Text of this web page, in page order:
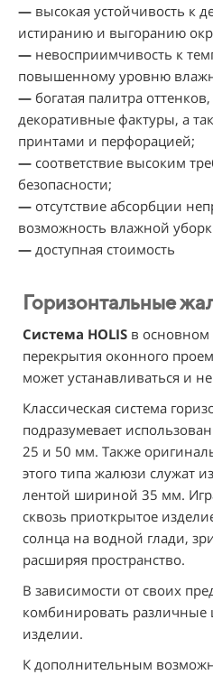
— высокая устойчивость к
истиранию и выгоранию
— невосприимчивость к
повышенному уровню
— богатая палитра
декоративные фактуры, а
принтами и перфорацией;
— соответствие высоким
безопасности;
— отсутствие абсорбции
возможность влажной
— доступная стоимость
Горизонтальные
Система HOLIS в основном
перекрытия оконного
может устанавливаться и
Классическая система
подразумевает
25 и 50 мм. Также
этого типа жалюзи служат
лентой шириной 35 мм.
сквозь приоткрытое
солнца на водной глади,
расширяя пространство.
В зависимости от своих
комбинировать различные
изделии.
К дополнительным